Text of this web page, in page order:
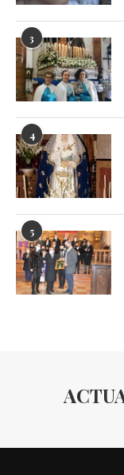
3
4
5